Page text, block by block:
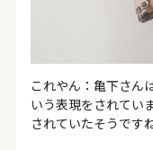
これやん：亀下さん
いう表現をされてい
されていたそうですね